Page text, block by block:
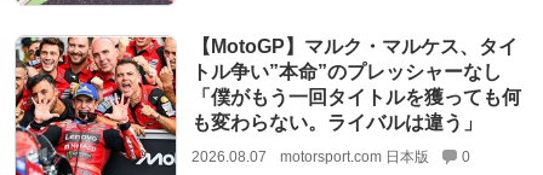
【MotoGP】マルク・マルケス、タイ
トル争い”本命”のプレッシャーなし
「僕がもう一回タイトルを獲っても何
も変わらない。ライバルは違う」
2026.08.07 motorsport.com 日本版 0